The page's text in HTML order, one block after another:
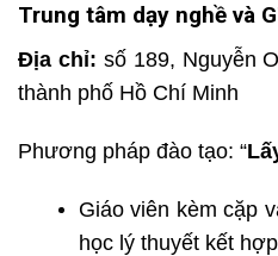
Trung tâm dạy nghề và
Địa chỉ: số 189, Nguyễn
thành phố Hồ Chí Minh
Phương pháp đào tạo: “
Giáo viên kèm cặp
học lý thuyết kết